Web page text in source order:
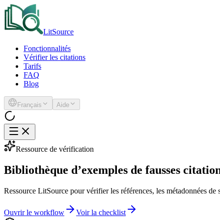
LitSource
Fonctionnalités
Vérifier les citations
Tarifs
FAQ
Blog
Français Aide
Ressource de vérification
Bibliothèque d’exemples de fausses
Ressource LitSource pour vérifier les références, les métadonnées
Ouvrir le workflow Voir la checklist